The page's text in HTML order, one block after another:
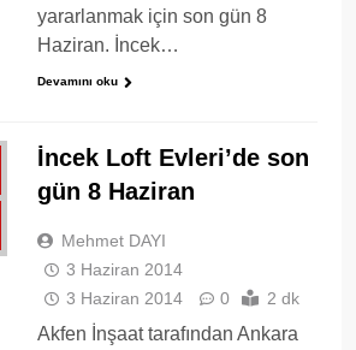
yararlanmak için son gün 8
Haziran. İncek…
Devamını oku
İncek Loft Evleri’de son
gün 8 Haziran
Mehmet DAYI
3 Haziran 2014
3 Haziran 2014
0 2 dk
Akfen İnşaat tarafından Ankara